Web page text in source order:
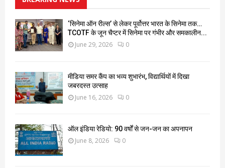
‘सिनेमा ऑन रील्स’ से लेकर पूर्वोत्तर भारत के सिनेमा तक…
TCOTF के जून चैप्टर में सिनेमा पर गंभीर और समकालीन...
June 29, 2026 0
मीडिया समर कैंप का भव्य शुभारंभ, विद्यार्थियों में दिखा
जबरदस्त उत्साह
June 16, 2026 0
ऑल इंडिया रेडियो: 90 वर्षों से जन-जन का अपनापन
June 8, 2026 0